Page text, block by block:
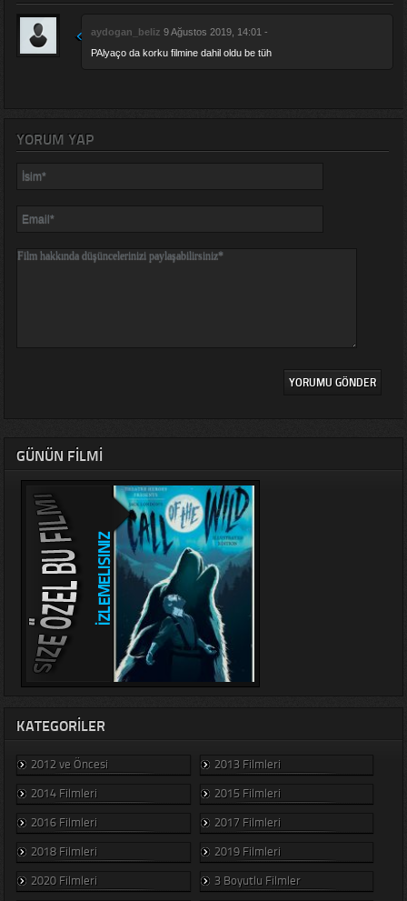
aydogan_beliz 9 Ağustos 2019, 14:01 -
PAlyaço da korku filmine dahil oldu be tüh
YORUM YAP
GÜNÜN FILMI
KATEGORILER
2012 ve Öncesi
2013 Filmleri
2014 Filmleri
2015 Filmleri
2016 Filmleri
2017 Filmleri
2018 Filmleri
2019 Filmleri
2020 Filmleri
3 Boyutlu Filmler